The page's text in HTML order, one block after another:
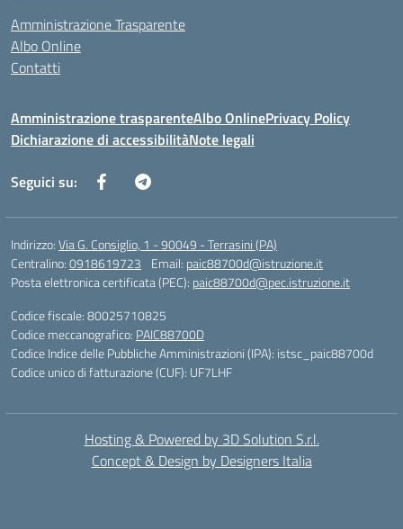
Amministrazione Trasparente
Albo Online
Contatti
Amministrazione trasparenteAlbo OnlinePrivacy Policy
Dichiarazione di accessibilitàNote legali
Seguici su:
Indirizzo:Via G. Consiglio, 1 - 90049 - Terrasini (PA)
Centralino:0918619723 Email: paic88700d@istruzione.it
Posta elettronica certificata (PEC): paic88700d@pec.istruzione.it
Codice fiscale: 80025710825
Codice meccanografico: PAIC88700D
Codice Indice delle Pubbliche Amministrazioni (IPA): istsc_paic88700d
Codice unico di fatturazione (CUF): UF7LHF
Hosting & Powered by 3D Solution S.r.l.
Concept & Design by Designers Italia